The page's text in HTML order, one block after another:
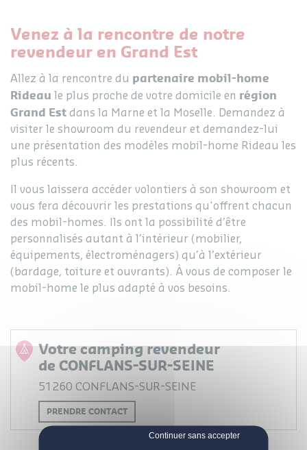
Venez à la rencontre de notre
revendeur en Grand Est
Allez à la rencontre du partenaire mobil-home
Rideau le plus proche de votre domicile en région
Grand Est dans la Marne et la Moselle. Demandez à
visiter le showroom du revendeur et demandez-lui
une présentation des modèles mobil-home Rideau les
plus récents.
Il vous laissera accéder volontiers à son showroom et
vous fera découvrir les prestations qu'offrent chacun
des mobil-homes. Ils ont la possibilité d’être
personnalisés autant à l’intérieur (mobilier,
équipements, électroménagers) qu’à l’extérieur
(bardage, toiture et ouvrants). À vous de composer le
mobil-home le plus adapté à vos besoins.
Votre camping revendeur
de CONFLANS-SUR-SEINE
51260 CONFLANS-SUR-SEINE
PRENDRE CONTACT